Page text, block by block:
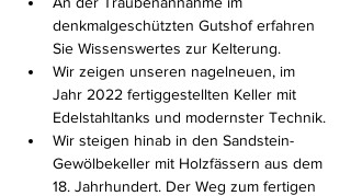
denkmalgeschützten Gutshof erfahren
Sie Wissenswertes zur Kelterung.
Wir zeigen unseren nagelneuen, im
Jahr 2022 fertiggestellten Keller mit
Edelstahltanks und modernster Technik.
Wir steigen hinab in den Sandstein-
Gewölbekeller mit Holzfässern aus dem
18. Jahrhundert. Der Weg zum fertigen